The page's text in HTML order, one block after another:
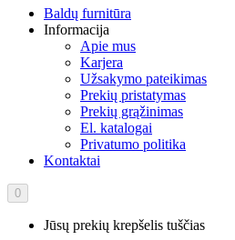
Baldų furnitūra
Informacija
Apie mus
Karjera
Užsakymo pateikimas
Prekių pristatymas
Prekių grąžinimas
El. katalogai
Privatumo politika
Kontaktai
0
Jūsų prekių krepšelis tuščias